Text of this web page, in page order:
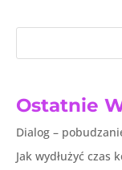
Ostatnie
Dialog –
Jak wydłużyć czas